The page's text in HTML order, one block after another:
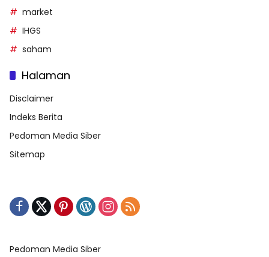
market
IHGS
saham
Halaman
Disclaimer
Indeks Berita
Pedoman Media Siber
Sitemap
Pedoman Media Siber